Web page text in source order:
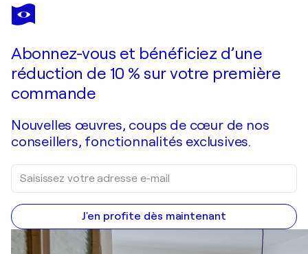
NATHALIE GRIBINSKI
Notre Dame
Abonnez-vous et bénéficiez d’une
réduction de 10 % sur votre première
commande
Nouvelles œuvres, coups de cœur de nos
conseillers, fonctionnalités exclusives.
J'en profite dès maintenant